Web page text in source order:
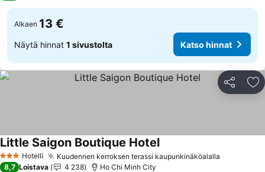
Alkaen 13 €
Näytä hinnat 1 sivustolta Katso hinnat
Jaa
3 Tähtiluokitus
Hotelli Kuudennen kerroksen terassi kaupunkinäköalalla
Little Saigon Boutique HotelKatso hinnat
8,7 Loistava 4 238 Ho Chi Minh City